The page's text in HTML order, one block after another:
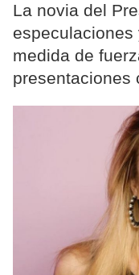
La novia del
medida de
presentaciones